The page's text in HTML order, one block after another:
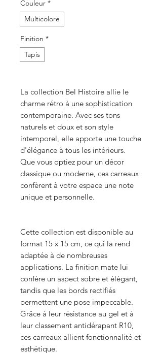
Couleur *
Multicolore
Finition *
Tapis
La collection Bel Histoire allie le
charme rétro à une sophistication
contemporaine. Avec ses tons
naturels et doux et son style
intemporel, elle apporte une touche
d'élégance à tous les intérieurs.
Que vous optiez pour un décor
classique ou moderne, ces carreaux
confèrent à votre espace une note
unique et personnelle.
Cette collection est disponible au
format 15 x 15 cm, ce qui la rend
adaptée à de nombreuses
applications. La finition mate lui
confère un aspect sobre et élégant,
tandis que les bords rectifiés
permettent une pose impeccable.
Grâce à leur résistance au gel et à
leur classement antidérapant R10,
ces carreaux allient fonctionnalité et
esthétique.